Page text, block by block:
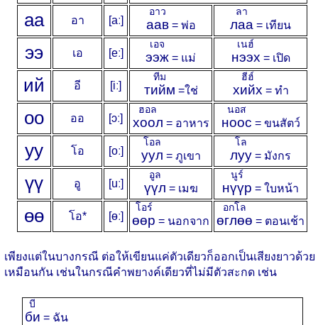
аа อา [aː] аав
อาว
= พ่อ лаа
ลา
= เทียน
ээ เอ [eː] ээж
เอจ
= แม่ нээх
เนฮ์
= เปิด
ий อี [iː] тийм
ทีม
=ใช่ хийх
ฮีฮ์
= ทำ
оо ออ [ɔː] хоол
ฮอล
= อาหาร ноос
นอส
= ขนสัตว์
уу โอ [oː] уул
โอล
= ภูเขา луу
โล
= มังกร
үү อู [uː] үүл
อูล
= เมฆ нүүр
นูร์
= ใบหน้า
өө โอ* [ɵː] өөр
โอร์
= นอกจาก өглөө
อกโล
= ตอนเช้า
เพียงแต่ในบางกรณี ต่อให้เขียนแค่ตัวเดียวก็ออกเป็นเสียงยาวด้วย
เหมือนกัน เช่นในกรณีคำพยางค์เดียวที่ไม่มีตัวสะกด เช่น
би
บี
= ฉัน